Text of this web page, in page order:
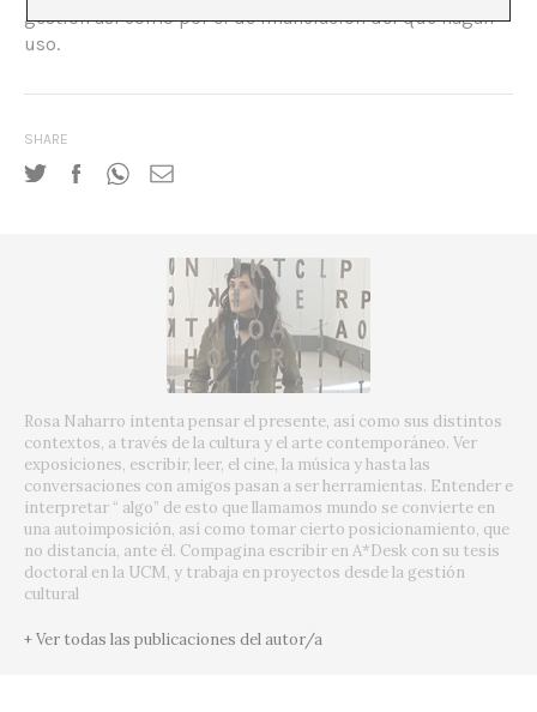
gestión así como por el de financiación del que hagan
uso.
SHARE
Rosa Naharro intenta pensar el presente, así como sus distintos
contextos, a través de la cultura y el arte contemporáneo. Ver
exposiciones, escribir, leer, el cine, la música y hasta las
conversaciones con amigos pasan a ser herramientas. Entender e
interpretar “ algo” de esto que llamamos mundo se convierte en
una autoimposición, así como tomar cierto posicionamiento, que
no distancia, ante él. Compagina escribir en A*Desk con su tesis
doctoral en la UCM, y trabaja en proyectos desde la gestión
cultural
+ Ver todas las publicaciones del autor/a